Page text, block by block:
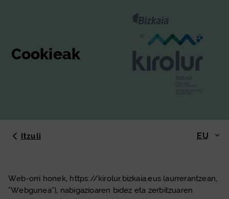
Cookieak
Itzuli EU
Web-orri honek, https://kirolur.bizkaia.eus (aurrerantzean,
"Webgunea"), nabigazioaren bidez eta zerbitzuaren